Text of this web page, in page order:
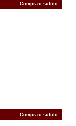
Compralo subito
Compralo subito